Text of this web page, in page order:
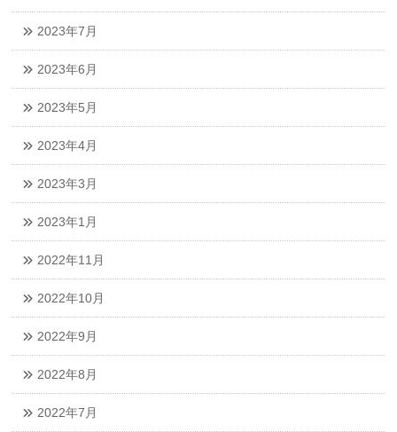
2023年7月
2023年6月
2023年5月
2023年4月
2023年3月
2023年1月
2022年11月
2022年10月
2022年9月
2022年8月
2022年7月